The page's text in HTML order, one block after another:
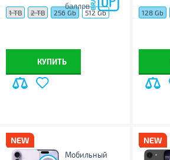
баллов
1 TB 2 TB 256 Gb 512 Gb
КУПИТЬ
128 Gb
Мобильный